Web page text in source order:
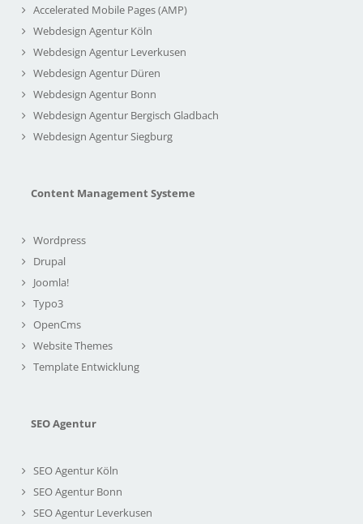
Accelerated Mobile Pages (AMP)
Webdesign Agentur Köln
Webdesign Agentur Leverkusen
Webdesign Agentur Düren
Webdesign Agentur Bonn
Webdesign Agentur Bergisch Gladbach
Webdesign Agentur Siegburg
Content Management Systeme
Wordpress
Drupal
Joomla!
Typo3
OpenCms
Website Themes
Template Entwicklung
SEO Agentur
SEO Agentur Köln
SEO Agentur Bonn
SEO Agentur Leverkusen